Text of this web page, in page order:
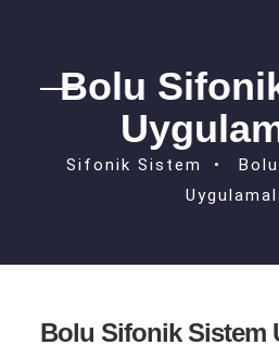
Bolu
Sifonik Sistem
Bolu Sifonik Sistem